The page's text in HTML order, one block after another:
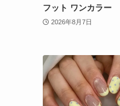
フット ワンカラー
2026年8月7日